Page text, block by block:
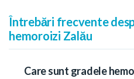
Întrebări frecvente
hemoroizi Zalău
Care sunt gradele